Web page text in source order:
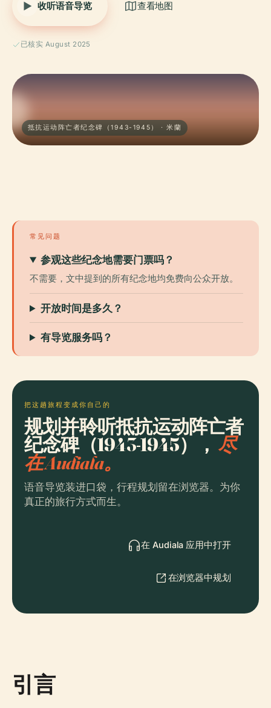
收听语音导览 查看地图
已核实 August 2025
抵抗运动阵亡者纪念碑（1943-1945） · 米蘭
常见问题
参观这些纪念地需要门票吗？
不需要，文中提到的所有纪念地均免费向公众开放。
开放时间是多久？
有导览服务吗？
把这趟旅程变成你自己的
规划并聆听抵抗运动阵亡者
纪念碑（1943-1945），尽
在 Audiala。
语音导览装进口袋，行程规划留在浏览器。为你
真正的旅行方式而生。
在 Audiala 应用中打开
在浏览器中规划
引言